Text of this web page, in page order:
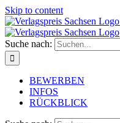
Skip to content
Suche nach:
BEWERBEN
INFOS
RÜCKBLICK